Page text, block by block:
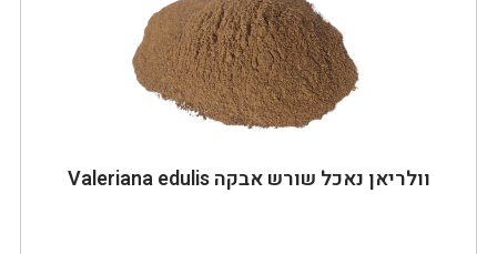
וולריאן נאכל שורש אבקה Valeriana edulis